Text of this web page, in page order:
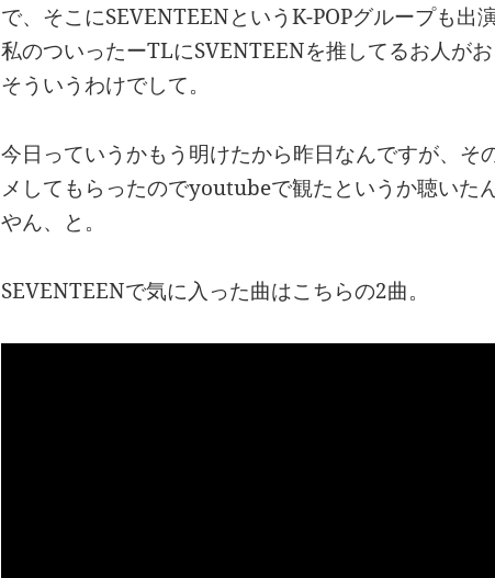
で、そこにSEVENTEENというK-POPグループも出
私のついったーTLにSVENTEENを推してるお人が
そういうわけでして。
今日っていうかもう明けたから昨日なんですが、そ
メしてもらったのでyoutubeで観たというか聴いた
やん、と。
SEVENTEENで気に入った曲はこちらの2曲。